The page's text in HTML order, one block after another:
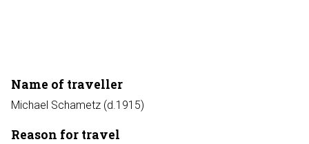
Name of traveller
Michael Schametz (d.1915)
Reason for travel